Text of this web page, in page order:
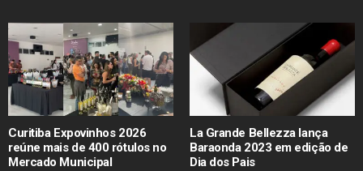
Curitiba Expovinhos 2026
reúne mais de 400 rótulos no
Mercado Municipal
La Grande Bellezza lança
Baraonda 2023 em edição de
Dia dos Pais